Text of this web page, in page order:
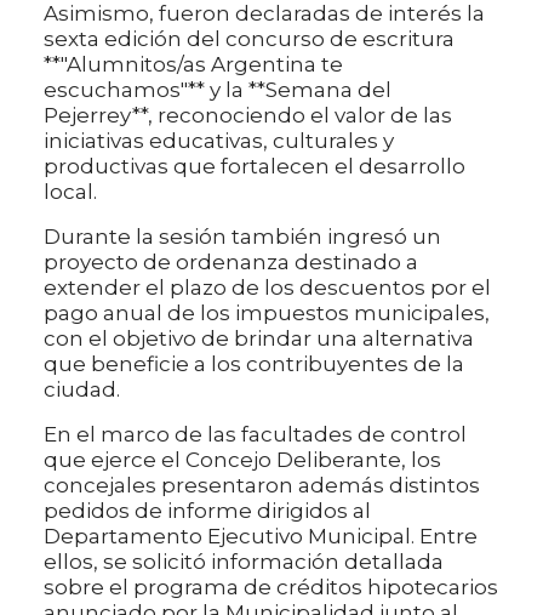
Asimismo, fueron declaradas de interés la
sexta edición del concurso de escritura
**"Alumnitos/as Argentina te
escuchamos"** y la **Semana del
Pejerrey**, reconociendo el valor de las
iniciativas educativas, culturales y
productivas que fortalecen el desarrollo
local.
Durante la sesión también ingresó un
proyecto de ordenanza destinado a
extender el plazo de los descuentos por el
pago anual de los impuestos municipales,
con el objetivo de brindar una alternativa
que beneficie a los contribuyentes de la
ciudad.
En el marco de las facultades de control
que ejerce el Concejo Deliberante, los
concejales presentaron además distintos
pedidos de informe dirigidos al
Departamento Ejecutivo Municipal. Entre
ellos, se solicitó información detallada
sobre el programa de créditos hipotecarios